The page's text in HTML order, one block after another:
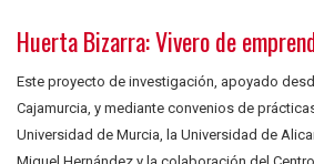
Huerta Bizarra: Vivero de
Este proyecto de investigación, apoyado
Cajamurcia, y mediante convenios de
Universidad de Murcia, la Universidad de